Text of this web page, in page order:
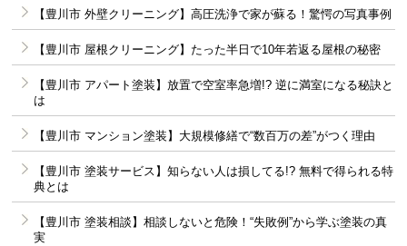
【豊川市 外壁クリーニング】高圧洗浄で家が蘇る！驚愕の写真事例
【豊川市 屋根クリーニング】たった半日で10年若返る屋根の秘密
【豊川市 アパート塗装】放置で空室率急増!? 逆に満室になる秘訣と
は
【豊川市 マンション塗装】大規模修繕で“数百万の差”がつく理由
【豊川市 塗装サービス】知らない人は損してる!? 無料で得られる特
典とは
【豊川市 塗装相談】相談しないと危険！“失敗例”から学ぶ塗装の真
実